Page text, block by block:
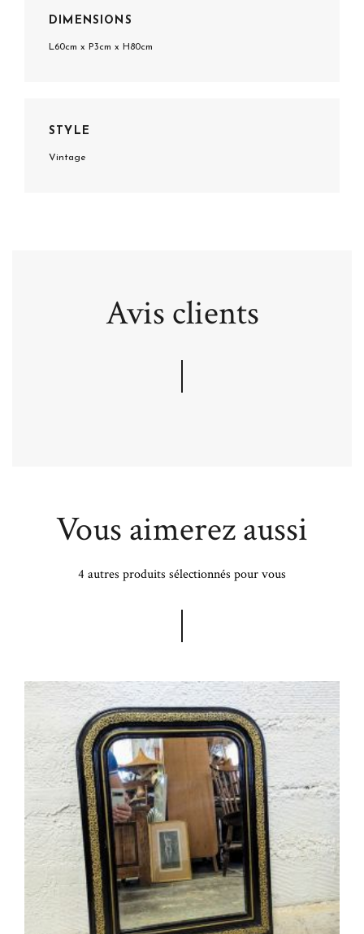
DIMENSIONS
L60cm x P3cm x H80cm
STYLE
Vintage
Avis clients
Vous aimerez aussi
4 autres produits sélectionnés pour vous